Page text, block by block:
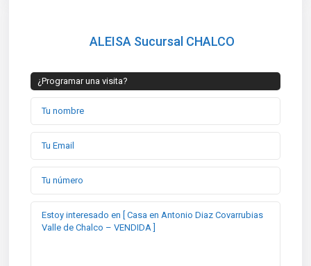
ALEISA Sucursal CHALCO
¿Programar una visita?